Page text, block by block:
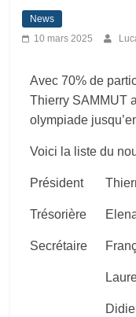
News
10 mars 2025
Avec 70% de
Thierry SAMMUT
olympiade
Voici la liste du
Président
Trésorière
Secrétaire
Didier